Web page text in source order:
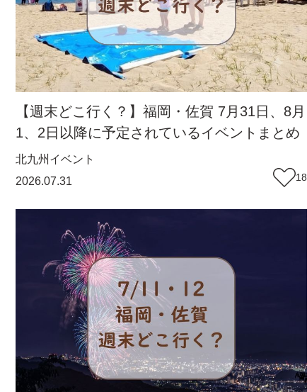
【週末どこ行く？】福岡・佐賀 7月31日、8月
1、2日以降に予定されているイベントまとめ
北九州 イベント
2026.07.31
18